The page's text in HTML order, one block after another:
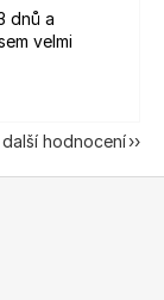
dnů a
velmi
hodnocení